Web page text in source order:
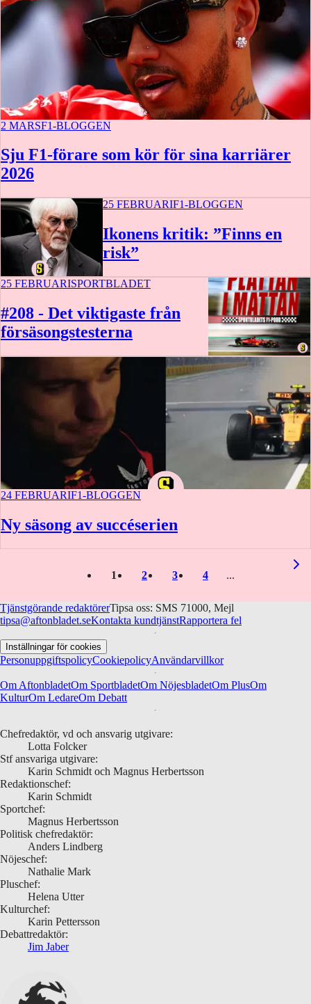
2 MARSF1-BLOGGEN
Sju F1-förare som kör för sina karriärer
2026
25 FEBRUARIF1-BLOGGEN
Ikonens kritik: ”Finns en
risk”
25 FEBRUARISPORTBLADET
#208 - Det viktigaste från
försäsongstesterna
1 t 4 m
24 FEBRUARIF1-BLOGGEN
Ny säsong av succéserien
1 2 3 4
Tjänstgörande redaktörerTipsa oss: SMS 71000, Mejl
tipsa@aftonbladet.seKontakta kundtjänstRapportera fel
Inställningar för cookies
PersonuppgiftspolicyCookiepolicyAnvändarvillkor
Om AftonbladetOm SportbladetOm NöjesbladetOm PlusOm
KulturOm LedareOm Debatt
Chefredaktör, vd och ansvarig utgivare:
Lotta Folcker
Stf ansvariga utgivare:
Karin Schmidt och Magnus Herbertsson
Redaktionschef:
Karin Schmidt
Sportchef:
Magnus Herbertsson
Politisk chefredaktör:
Anders Lindberg
Nöjeschef:
Nathalie Mark
Pluschef:
Helena Utter
Kulturchef:
Karin Pettersson
Debattredaktör:
Jim Jaber